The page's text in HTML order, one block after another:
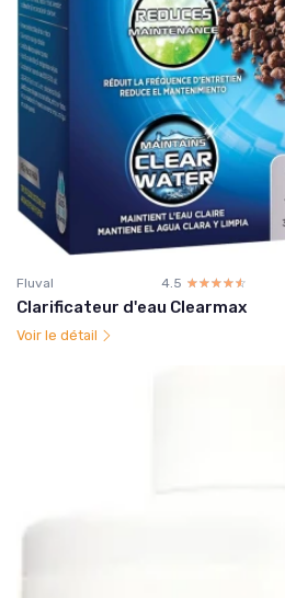
Fluval 4.5 ☆☆☆☆☆
★★★★★
Clarificateur d'eau Clearmax
Voir le détail